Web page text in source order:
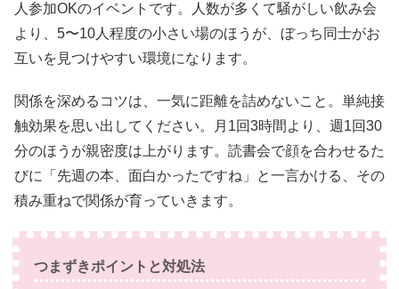
人参加OKのイベントです。人数が多くて騒がしい飲み会
より、5〜10人程度の小さい場のほうが、ぼっち同士がお
互いを見つけやすい環境になります。
関係を深めるコツは、一気に距離を詰めないこと。単純接
触効果を思い出してください。月1回3時間より、週1回30
分のほうが親密度は上がります。読書会で顔を合わせるた
びに「先週の本、面白かったですね」と一言かける、その
積み重ねで関係が育っていきます。
つまずきポイントと対処法